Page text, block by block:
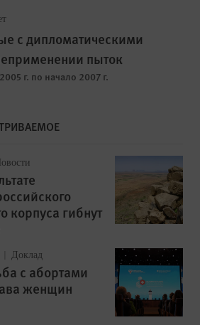
с дипломатическими
пыток
г. по начало 2007 г.
корпуса гибнут
Доклад
с абортами
женщин